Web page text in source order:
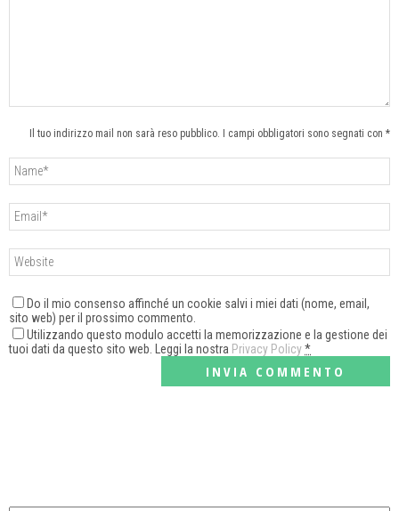
Il tuo indirizzo mail non sarà reso pubblico. I campi obbligatori sono segnati con *
Do il mio consenso affinché un cookie salvi i miei dati (nome, email,
sito web) per il prossimo commento.
Utilizzando questo modulo accetti la memorizzazione e la gestione dei
tuoi dati da questo sito web. Leggi la nostra Privacy Policy*